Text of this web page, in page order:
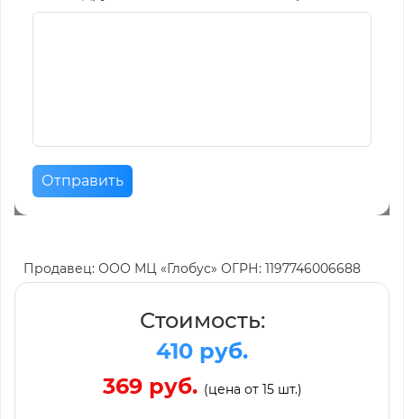
Отправить
Продавец: ООО МЦ «Глобус» ОГРН: 1197746006688
Стоимость:
410 руб.
369 руб. (цена от 15 шт.)